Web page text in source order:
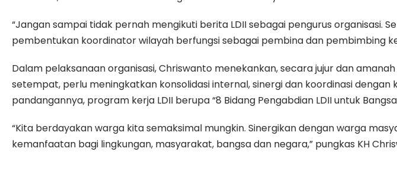
“Jangan sampai tidak pernah mengikuti berita LDII sebagai pengurus organisasi.
pembentukan koordinator wilayah berfungsi sebagai pembina dan pembimbing
Dalam pelaksanaan organisasi, Chriswanto menekankan, secara jujur dan
setempat, perlu meningkatkan konsolidasi internal, sinergi dan koordinasi
pandangannya, program kerja LDII berupa “8 Bidang Pengabdian LDII untuk
“Kita berdayakan warga kita semaksimal mungkin. Sinergikan dengan warga
kemanfaatan bagi lingkungan, masyarakat, bangsa dan negara,” pungkas KH